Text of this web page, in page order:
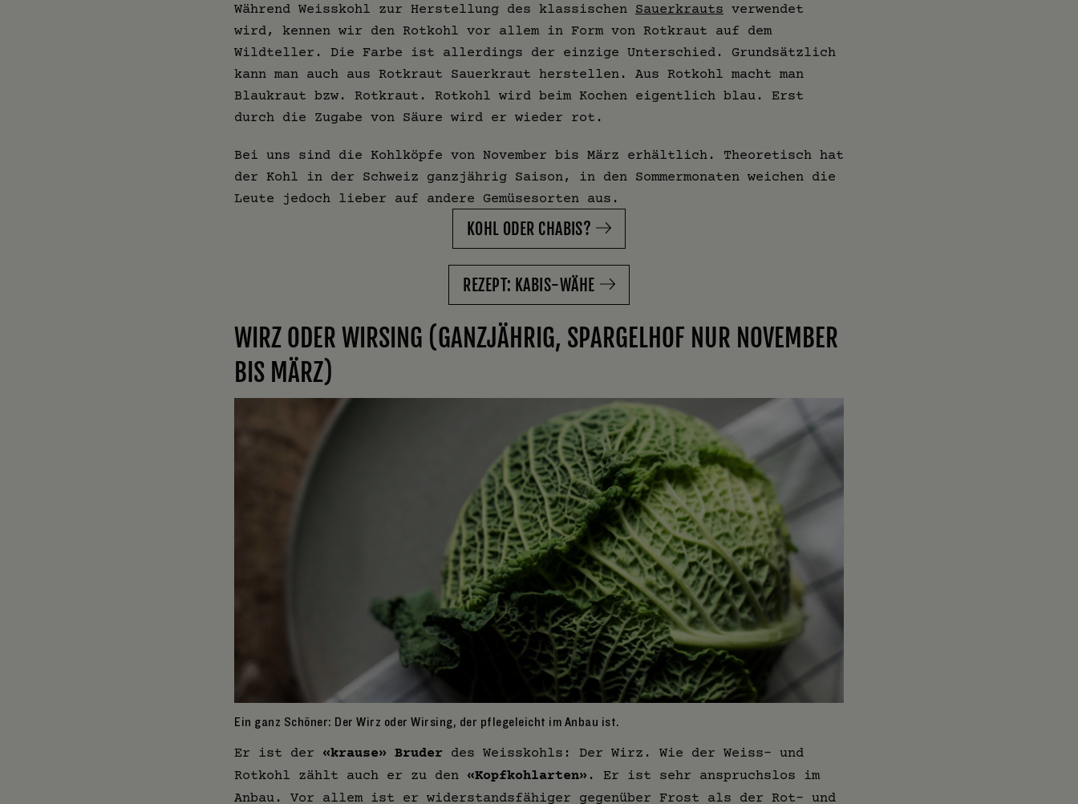
Während Weisskohl zur Herstellung des klassischen Sauerkrauts verwendet
wird, kennen wir den Rotkohl vor allem in Form von Rotkraut auf dem
Wildteller. Die Farbe ist allerdings der einzige Unterschied. Grundsätzlich
kann man auch aus Rotkraut Sauerkraut herstellen. Aus Rotkohl macht man
Blaukraut bzw. Rotkraut. Rotkohl wird beim Kochen eigentlich blau. Erst
durch die Zugabe von Säure wird er wieder rot.
Bei uns sind die Kohlköpfe von November bis März erhältlich. Theoretisch hat
der Kohl in der Schweiz ganzjährig Saison, in den Sommermonaten weichen die
Leute jedoch lieber auf andere Gemüsesorten aus.
KOHL ODER CHABIS?
REZEPT: KABIS-WÄHE
WIRZ ODER WIRSING (GANZJÄHRIG, SPARGELHOF NUR NOVEMBER
BIS MÄRZ)
Ein ganz Schöner: Der Wirz oder Wirsing, der pflegeleicht im Anbau ist.
Er ist der «krause» Bruder des Weisskohls: Der Wirz. Wie der Weiss- und
Rotkohl zählt auch er zu den «Kopfkohlarten» . Er ist sehr anspruchslos im
Anbau. Vor allem ist er widerstandsfähiger gegenüber Frost als der Rot- und